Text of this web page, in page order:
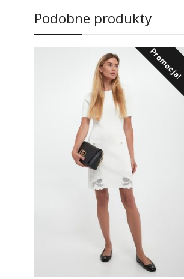
Podobne produkty
Promocja!